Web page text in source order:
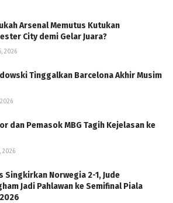
Arsenal Memutus Kutukan
City demi Gelar Juara?
2026
Tinggalkan Barcelona Akhir Musim
dan Pemasok MBG Tagih Kejelasan ke
2026
Singkirkan Norwegia 2-1, Jude
Jadi Pahlawan ke Semifinal Piala